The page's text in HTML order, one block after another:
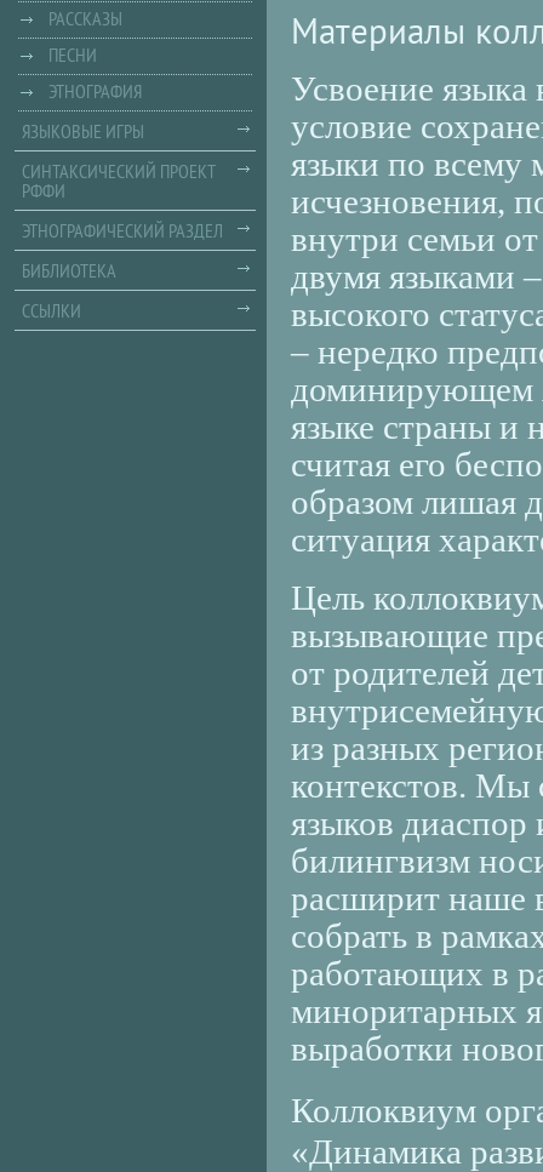
Материалы
Усвоение языка
условие
языки по всему
исчезновения,
внутри семьи
двумя языками
высокого
– нередко
доминирующем
языке страны и
считая его
образом лишая
ситуация
Цель
вызывающие
от родителей
из разных
контекстов. Мы
языков
билингвизм
расширит наше
собрать в
работающих в
миноритарных
выработки
Коллоквиум
«Динамика
РАССКАЗЫ
ПЕСНИ
ЭТНОГРАФИЯ
ЯЗЫКОВЫЕ ИГРЫ
СИНТАКСИЧЕСКИЙ ПРОЕКТ
РФФИ
ЭТНОГРАФИЧЕСКИЙ РАЗДЕЛ
БИБЛИОТЕКА
ССЫЛКИ